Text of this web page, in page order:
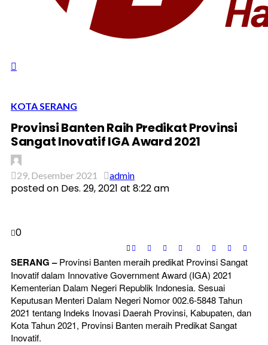
KOTA SERANG
Provinsi Banten Raih Predikat Provinsi
Sangat Inovatif IGA Award 2021
29, Desember 2021 admin
posted on Des. 29, 2021 at 8:22 am
0
SERANG –Provinsi Banten meraih predikat Provinsi Sangat
Inovatif dalam Innovative Government Award (IGA) 2021
Kementerian Dalam Negeri Republik Indonesia. Sesuai
Keputusan Menteri Dalam Negeri Nomor 002.6-5848 Tahun
2021 tentang Indeks Inovasi Daerah Provinsi, Kabupaten, dan
Kota Tahun 2021, Provinsi Banten meraih Predikat Sangat
Inovatif.